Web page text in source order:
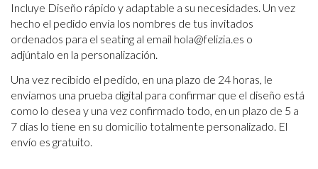
Incluye Diseño rápido y adaptable a su necesidades. Un vez
hecho el pedido envía los nombres de tus invitados
ordenados para el seating al email hola@felizia.es o
adjúntalo en la personalización.
Una vez recibido el pedido, en una plazo de 24 horas, le
enviamos una prueba digital para confirmar que el diseño está
como lo desea y una vez confirmado todo, en un plazo de 5 a
7 días lo tiene en su domicilio totalmente personalizado. El
envío es gratuito.